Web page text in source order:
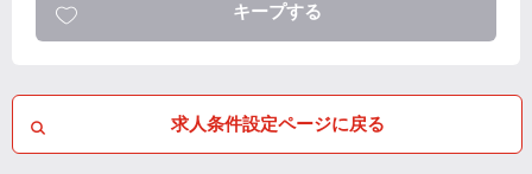
キープする
求人条件設定ページに戻る